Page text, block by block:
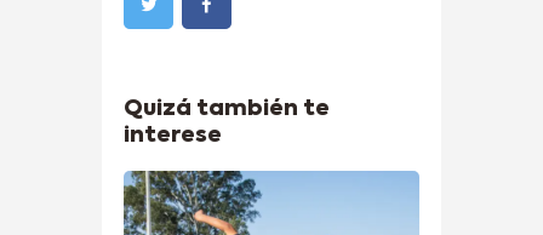
Quizá también te
interese